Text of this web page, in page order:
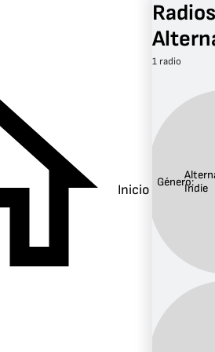
Inicio
1 radio
Género:Indie